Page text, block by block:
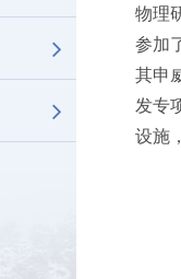
物理
参加
其申
发专
设施